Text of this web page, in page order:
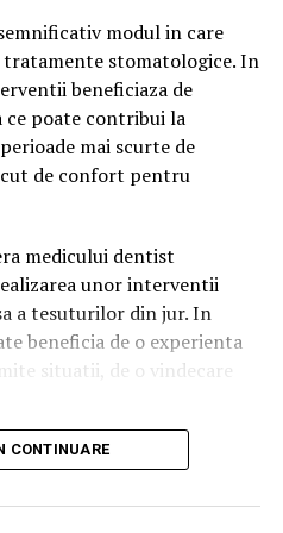
simplu.
uri și decidea ce
întreba:
modul in care
stomatologice. In
beneficiaza de
ce poate contribui la
mai scurte de
de confort pentru
medicului dentist
unor interventii
a tesuturilor din jur. In
beneficia de o experienta
situatii, de o vindecare
mai frecvent in
beneficia de
CONTINUARE